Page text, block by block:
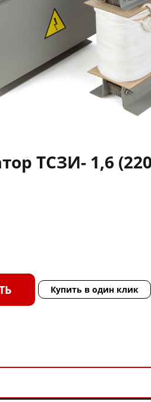
ТСЗИ- 1,6
Купить в один клик